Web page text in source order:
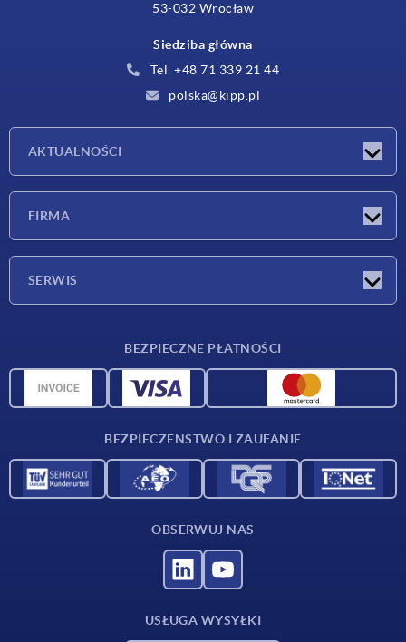
53-032 Wrocław
Siedziba główna
Tel. +48 71 339 21 44
polska@kipp.pl
AKTUALNOŚCI
FIRMA
SERWIS
Dane CAD
BEZPIECZNE PŁATNOŚCI
BEZPIECZEŃSTWO I ZAUFANIE
OBSERWUJ NAS
USŁUGA WYSYŁKI